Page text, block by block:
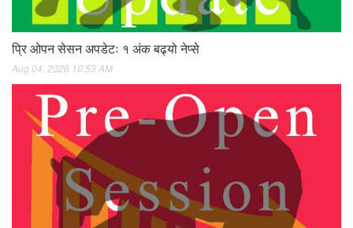
प्रि ओपन सेसन अपडेटः १ अंक बढ्यो नेप्से
Aug 04, 2026 10:53 AM